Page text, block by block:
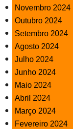
Novembro 2024
Outubro 2024
Setembro 2024
Agosto 2024
Julho 2024
Junho 2024
Maio 2024
Abril 2024
Março 2024
Fevereiro 2024